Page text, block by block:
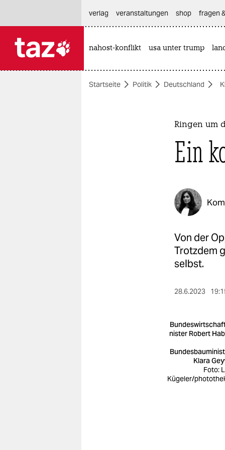
themen
verlag
veranstaltungen shop fragen
nahost-konflikt usa unter trump
Startseite Politik Deutschland
Ringen um
Ein
Von der
Trotzdem
selbst.
28.6.2023
nister Robert
Klara
Foto:
Kügeler/